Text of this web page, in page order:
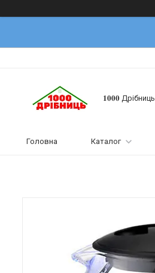
𝟏𝟎𝟎𝟎 Дрібниць
Головна Каталог